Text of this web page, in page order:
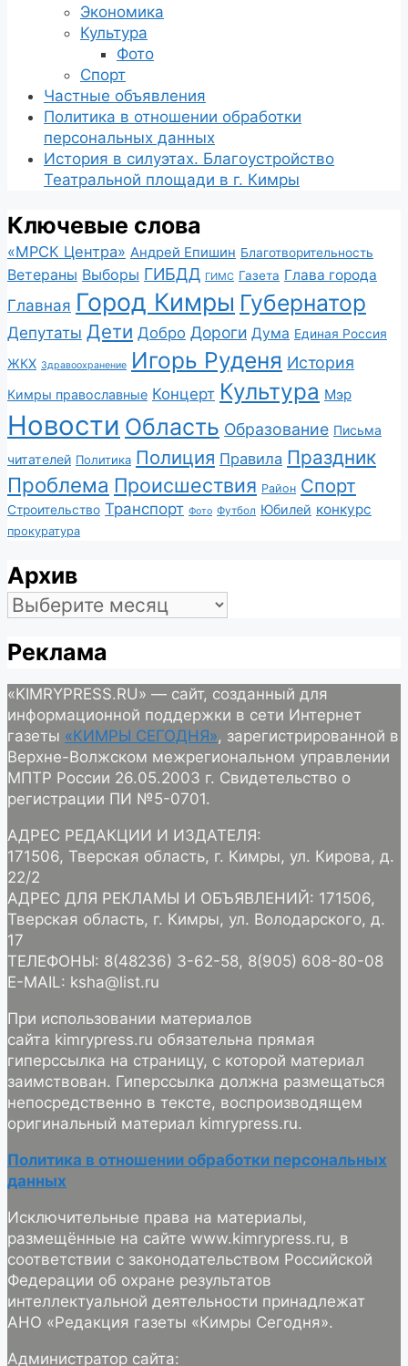
Экономика
Культура
Фото
Спорт
Частные объявления
Политика в отношении обработки
персональных данных
История в силуэтах. Благоустройство
Театральной площади в г. Кимры
Ключевые слова
«МРСК Центра» Андрей Епишин Благотворительность
Ветераны Выборы ГИБДД ГИМС Газета Глава города
Главная Город Кимры Губернатор
Депутаты Дети Добро Дороги Дума Единая Россия
ЖКХ Здравоохранение Игорь Руденя История
Кимры православные Концерт Культура Мэр
Новости Область Образование Письма
читателей Политика Полиция Правила Праздник
Проблема Происшествия Район Спорт
Строительство Транспорт Фото Футбол Юбилей конкурс
прокуратура
Архив
Архив
Реклама
«KIMRYPRESS.RU» — сайт, созданный для
информационной поддержки в сети Интернет
газеты «КИМРЫ СЕГОДНЯ», зарегистрированной в
Верхне-Волжском межрегиональном управлении
МПТР России 26.05.2003 г. Свидетельство о
регистрации ПИ №5-0701.
АДРЕС РЕДАКЦИИ И ИЗДАТЕЛЯ:
171506, Тверская область, г. Кимры, ул. Кирова, д.
22/2
АДРЕС ДЛЯ РЕКЛАМЫ И ОБЪЯВЛЕНИЙ: 171506,
Тверская область, г. Кимры, ул. Володарского, д.
17
ТЕЛЕФОНЫ: 8(48236) 3-62-58, 8(905) 608-80-08
E-MAIL: ksha@list.ru
При использовании материалов
сайта kimrypress.ru обязательна прямая
гиперссылка на страницу, с которой материал
заимствован. Гиперссылка должна размещаться
непосредственно в тексте, воспроизводящем
оригинальный материал kimrypress.ru.
Политика в отношении обработки персональных
данных
Исключительные права на материалы,
размещённые на сайте www.kimrypress.ru, в
соответствии с законодательством Российской
Федерации об охране результатов
интеллектуальной деятельности принадлежат
АНО «Редакция газеты «Кимры Сегодня».
Администратор сайта: